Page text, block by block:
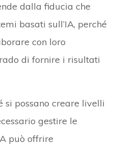
dalla fiducia che
basati sull’IA, perché
con loro
di fornire i risultati
si possano creare livelli
gestire le
può offrire